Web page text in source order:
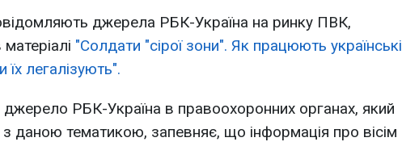
джерела РБК-Україна на ринку ПВК,
"Солдати "сірої зони". Як працюють українські
їх легалізують".
РБК-Україна в правоохоронних органах, який
даною тематикою, запевняє, що інформація про вісім